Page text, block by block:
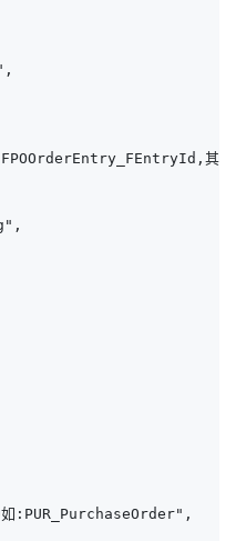
FPOOrderEntry_FEntryId,其
如:PUR_PurchaseOrder",